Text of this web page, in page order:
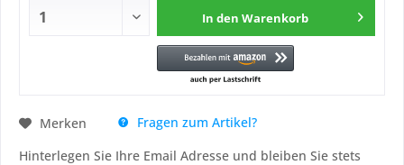
In den Warenkorb
Merken
Fragen zum Artikel?
Hinterlegen Sie Ihre Email Adresse und bleiben Sie stets